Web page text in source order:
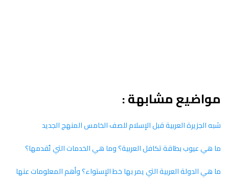
مواضيع مشابهة :
شبه الجزيرة العربية قبل الإسلام للصف الخامس المنهج الجديد
ما هي عيوب بطاقة تكافل العربية؟ وما هي الخدمات التي تُقدمها؟
ما هي الدولة العربية التي يمر بها خط الإستواء؟ وأهم المعلومات عنها